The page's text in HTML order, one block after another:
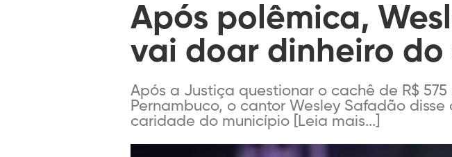
Após polêmica,
vai doar dinheiro
Após a Justiça questionar o cachê de R$
Pernambuco, o cantor Wesley Safadão
caridade do município [Leia mais...]